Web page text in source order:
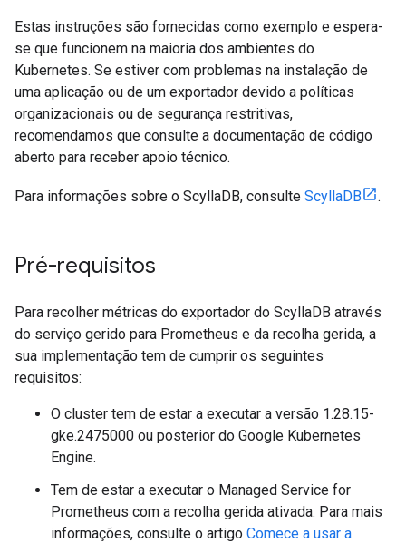
Estas instruções são fornecidas como exemplo e espera-
se que funcionem na maioria dos ambientes do
Kubernetes. Se estiver com problemas na instalação de
uma aplicação ou de um exportador devido a políticas
organizacionais ou de segurança restritivas,
recomendamos que consulte a documentação de código
aberto para receber apoio técnico.
Para informações sobre o ScyllaDB, consulte ScyllaDB .
Pré-requisitos
Para recolher métricas do exportador do ScyllaDB através
do serviço gerido para Prometheus e da recolha gerida, a
sua implementação tem de cumprir os seguintes
requisitos:
O cluster tem de estar a executar a versão 1.28.15-
gke.2475000 ou posterior do Google Kubernetes
Engine.
Tem de estar a executar o Managed Service for
Prometheus com a recolha gerida ativada. Para mais
informações, consulte o artigo Comece a usar a